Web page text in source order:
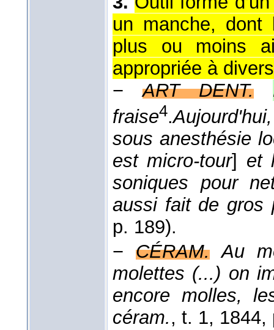
un manche, dont
plus ou moins
appropriée à
−ART DENT.
fraise4.
sous anesthésie
est micro-tour] et
soniques pour
aussi fait de gros
p. 189).
− CÉRAM. Au
molettes (...) on
encore molles,
céram., t. 1, 1844,